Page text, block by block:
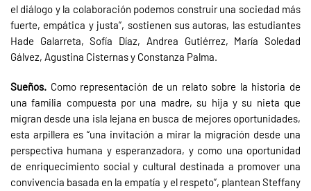
el diálogo y la colaboración podemos construir una sociedad más
fuerte, empática y justa”, sostienen sus autoras, las estudiantes
Hade Galarreta, Sofía Díaz, Andrea Gutiérrez, María Soledad
Gálvez, Agustina Cisternas y Constanza Palma.
Sueños. Como representación de un relato sobre la historia de
una familia compuesta por una madre, su hija y su nieta que
migran desde una isla lejana en busca de mejores oportunidades,
esta arpillera es “una invitación a mirar la migración desde una
perspectiva humana y esperanzadora, y como una oportunidad
de enriquecimiento social y cultural destinada a promover una
convivencia basada en la empatía y el respeto”, plantean Steffany